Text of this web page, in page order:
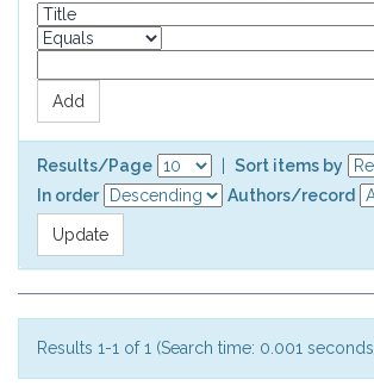
Results/Page
Sort items by
In order
Authors/record
Results 1-1 of 1 (Search time: 0.001